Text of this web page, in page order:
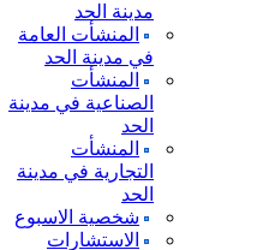
مدينة الحد
المنشأت العامة
في مدينة الحد
المنشأت
الصناعية في مدينة
الحد
المنشأت
التجارية في مدينة
الحد
شخصية الاسبوع
الاستشارات